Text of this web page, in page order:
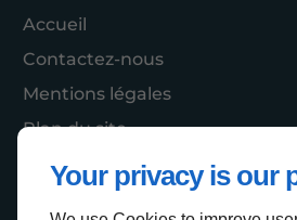
Your privacy is our
Accueil
Contactez-nous
Mentions légales
Plan du site